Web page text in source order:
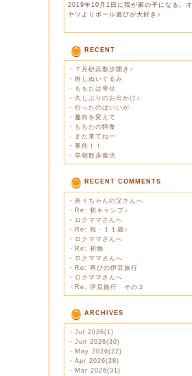
2019年10月1日に我が家の子になる。オ
ヤツよりボール遊びが大好き♪
RECENT
・ ７月砂浜散歩開き♪
・ 推しぬいぐるみ
・ ももたは幸せ
・ 久しぶりのお出かけ♪
・ 行ったのはいいが
・ 趣向を変えて
・ ももたの餌食
・ また来てねー
・ 事件！！
・ 早朝散歩復活
RECENT COMMENTS
・ 奈々ちゃんの父さんへ
・ Re: 初キャンプ♪
・ ロクママさんへ
・ Re: 祝・１１歳♪
・ ロクママさんへ
・ Re: 初物
・ ロクママさんへ
・ Re: 再びの伊豆旅行
・ ロクママさんへ
・ Re: 伊豆旅行 その２
ARCHIVES
・ Jul 2026(1)
・ Jun 2026(30)
・ May 2026(22)
・ Apr 2026(28)
・ Mar 2026(31)